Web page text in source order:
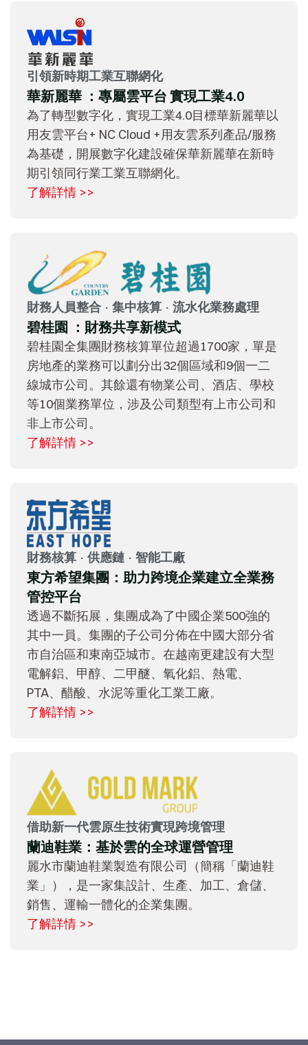
引領新時期工業互聯網化
華新麗華 ：專屬雲平台 實現工業4.0
為了轉型數字化，實現工業4.0目標華新麗華以
用友雲平台+ NC Cloud +用友雲系列產品/服務
為基礎，開展數字化建設確保華新麗華在新時
期引領同行業工業互聯網化。
了解詳情 >>
財務人員整合 · 集中核算 · 流水化業務處理
碧桂園 ：財務共享新模式
碧桂園全集團財務核算單位超過1700家，單是
房地產的業務可以劃分出32個區域和9個一二
線城市公司。其餘還有物業公司、酒店、學校
等10個業務單位，涉及公司類型有上市公司和
非上市公司。
了解詳情 >>
財務核算 · 供應鏈 · 智能工廠
東方希望集團：助力跨境企業建立全業務
管控平台
透過不斷拓展，集團成為了中國企業500強的
其中一員。集團的子公司分佈在中國大部分省
市自治區和東南亞城市。在越南更建設有大型
電解鋁、甲醇、二甲醚、氧化鋁、熱電、
PTA、醋酸、水泥等重化工業工廠。
了解詳情 >>
借助新一代雲原生技術實現跨境管理
蘭迪鞋業：基於雲的全球運營管理
麗水市蘭迪鞋業製造有限公司（簡稱「蘭迪鞋
業」），是一家集設計、生產、加工、倉儲、
銷售、運輸一體化的企業集團。
了解詳情 >>